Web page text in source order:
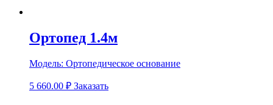
Ортопед 1.4м
Модель: Ортопедическое основание
5 660.00 ₽ Заказать